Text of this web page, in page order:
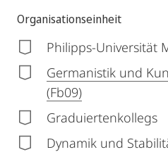
Organisationseinheit
Philipps-Universität
Germanistik und
(Fb09)
Graduiertenkollegs
Dynamik und